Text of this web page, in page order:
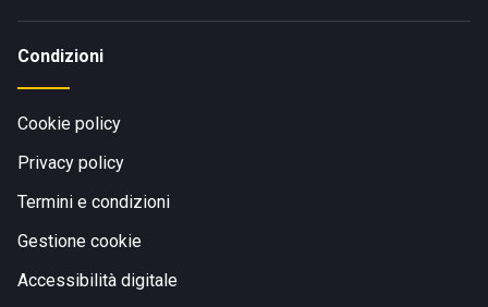
Condizioni
Cookie policy
Privacy policy
Termini e condizioni
Gestione cookie
Accessibilità digitale